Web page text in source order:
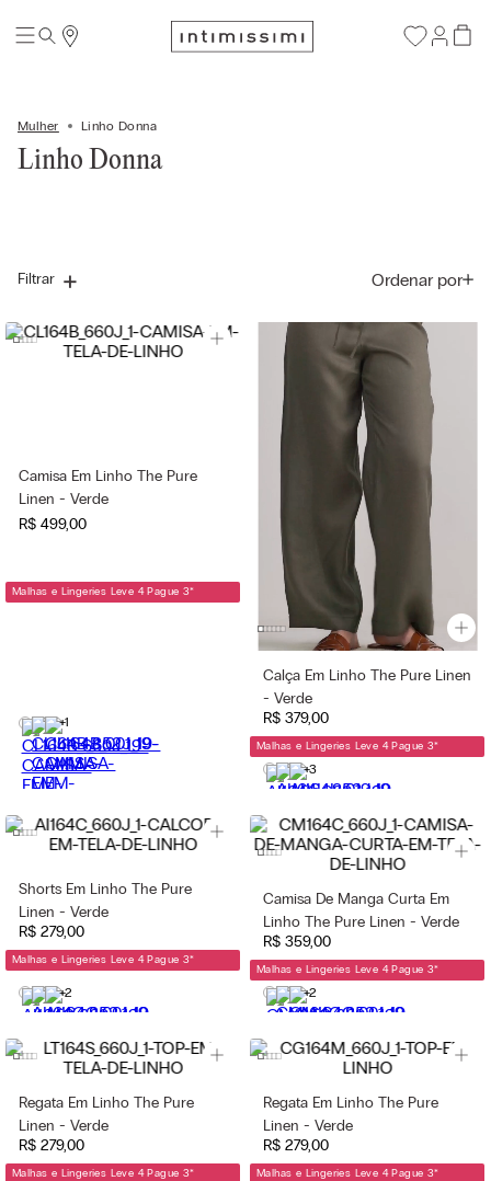
Mulher Linho Donna
Linho Donna
Filtrar Ordenar por
Camisa Em Linho The Pure
Linen - Verde
R$ 499,00
Malhas e Lingeries Leve 4 Pague 3*
+1
Calça Em Linho The Pure Linen
- Verde
R$ 379,00
Malhas e Lingeries Leve 4 Pague 3*
+3
Shorts Em Linho The Pure
Linen - Verde
R$ 279,00
Malhas e Lingeries Leve 4 Pague 3*
+2
Camisa De Manga Curta Em
Linho The Pure Linen - Verde
R$ 359,00
Malhas e Lingeries Leve 4 Pague 3*
+2
Regata Em Linho The Pure
Linen - Verde
R$ 279,00
Malhas e Lingeries Leve 4 Pague 3*
Regata Em Linho The Pure
Linen - Verde
R$ 279,00
Malhas e Lingeries Leve 4 Pague 3*